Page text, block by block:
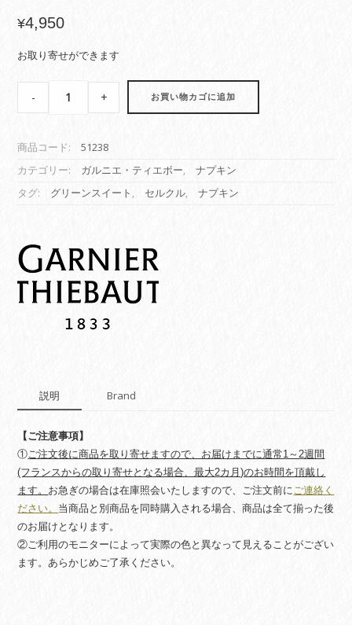
¥4,950
お取り寄せができます
【ナ
セ
ル
ク
ル
イ
ト
quantity
- + お買い物カゴに追加
商品コード:
51238
カテゴリー:
ガルニエ・ティエボー,
ナプキン
タグ:
グリーンスイート , セルクル, ナプキン
説明 Brand
【ご注意事項】
① ご注文後に商品を取り寄せますので、お届けまでに通常1～2週間
(フランスからの取り寄せとなる場合、最大2カ月)のお時間を頂戴し
ます。 お急ぎの場合は在庫照会いたしますので、ご注文前に ご連絡く
ださい。 当商品と別商品を同時購入される場合、商品は全て揃った後
のお届けとなります。
②ご利用のモニターによって実際の色と異なって見えることがござい
ます。あらかじめご了承ください。